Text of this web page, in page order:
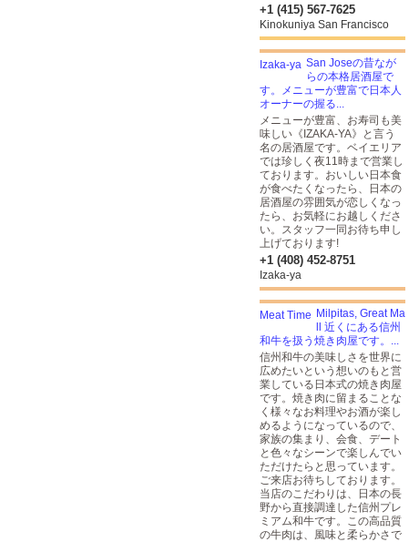
+1 (415) 567-7625
Kinokuniya San Francisco
San Joseの昔なが
らの本格居酒屋で
す。メニューが豊富で日本人
オーナーの握る...
メニューが豊富、お寿司も美
味しい《IZAKA-YA》と言う
名の居酒屋です。ベイエリア
では珍しく夜11時まで営業し
ております。おいしい日本食
が食べたくなったら、日本の
居酒屋の雰囲気が恋しくなっ
たら、お気軽にお越しくださ
い。スタッフ一同お待ち申し
上げております!
+1 (408) 452-8751
Izaka-ya
Milpitas, Great Ma
ll 近くにある信州
和牛を扱う焼き肉屋です。...
信州和牛の美味しさを世界に
広めたいという想いのもと営
業している日本式の焼き肉屋
です。焼き肉に留まることな
く様々なお料理やお酒が楽し
めるようになっているので、
家族の集まり、会食、デート
と色々なシーンで楽しんでい
ただけたらと思っています。
ご来店お待ちしております。
当店のこだわりは、日本の長
野から直接調達した信州プレ
ミアム和牛です。この高品質
の牛肉は、風味と柔らかさで